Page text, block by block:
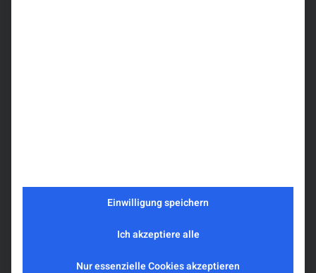
Nutzen Sie außerdem die Gelegenheit, Ihren
Einwilligung speichern
Ich akzeptiere alle
Nur essenzielle Cookies akzeptieren